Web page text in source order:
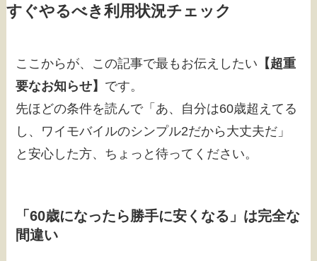
すぐやるべき利用状況チェック
ここからが、この記事で最もお伝えしたい 【超重
要なお知らせ】 です。
先ほどの条件を読んで「あ、自分は60歳超えてる
し、ワイモバイルのシンプル2だから大丈夫だ」
と安心した方、ちょっと待ってください。
「60歳になったら勝手に安くなる」は完全な
間違い